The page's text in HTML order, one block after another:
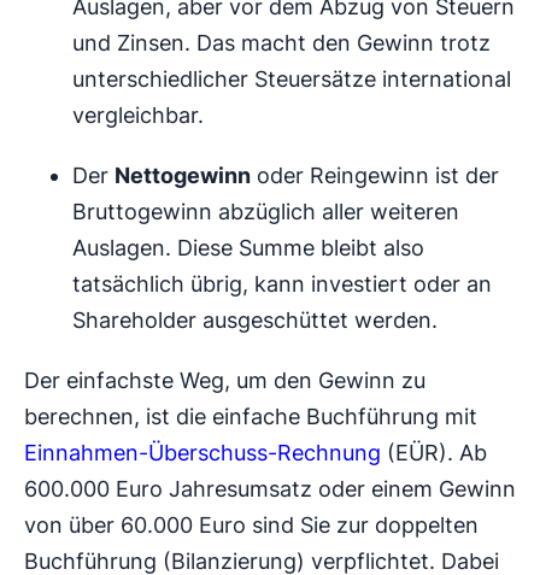
Auslagen, aber vor dem Abzug von Steuern
und Zinsen. Das macht den Gewinn trotz
unterschiedlicher Steuersätze international
vergleichbar.
Der Nettogewinn oder Reingewinn ist der
Bruttogewinn abzüglich aller weiteren
Auslagen. Diese Summe bleibt also
tatsächlich übrig, kann investiert oder an
Shareholder ausgeschüttet werden.
Der einfachste Weg, um den Gewinn zu
berechnen, ist die einfache Buchführung mit
Einnahmen-Überschuss-Rechnung (EÜR). Ab
600.000 Euro Jahresumsatz oder einem Gewinn
von über 60.000 Euro sind Sie zur doppelten
Buchführung (Bilanzierung) verpflichtet. Dabei